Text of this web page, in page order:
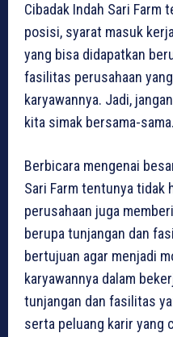
Cibadak Indah Sari Farm
posisi, syarat masuk
yang bisa didapatkan
fasilitas perusahaan
karyawannya. Jadi,
kita simak bersama-sama.
Berbicara mengenai
Sari Farm tentunya tidak
perusahaan juga
berupa tunjangan dan
bertujuan agar menjadi
karyawannya dalam
tunjangan dan fasilitas
serta peluang karir yang